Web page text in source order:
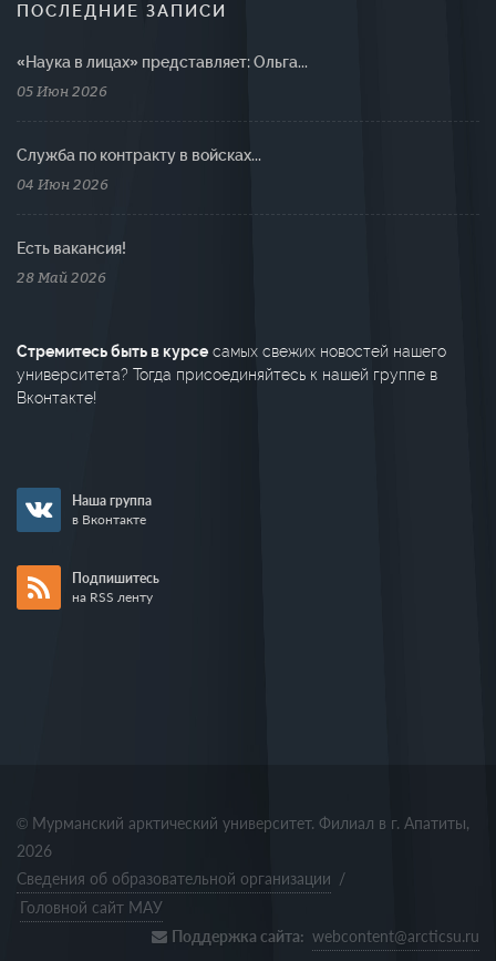
ПОСЛЕДНИЕ ЗАПИСИ
«Наука в лицах» представляет: Ольга...
05 Июн 2026
Cлужба по контракту в войсках...
04 Июн 2026
Есть вакансия!
28 Май 2026
Стремитесь быть в курсе самых свежих новостей нашего
университета? Тогда присоединяйтесь к нашей группе в
Вконтакте!
Наша группа
в Вконтакте
Подпишитесь
на RSS ленту
© Мурманский арктический университет. Филиал в г. Апатиты,
2026
Сведения об образовательной организации /
Головной сайт МАУ
Поддержка сайта: webcontent@arcticsu.ru